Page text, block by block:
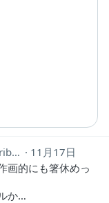
11月17日
画的にも箸休めっ
か…